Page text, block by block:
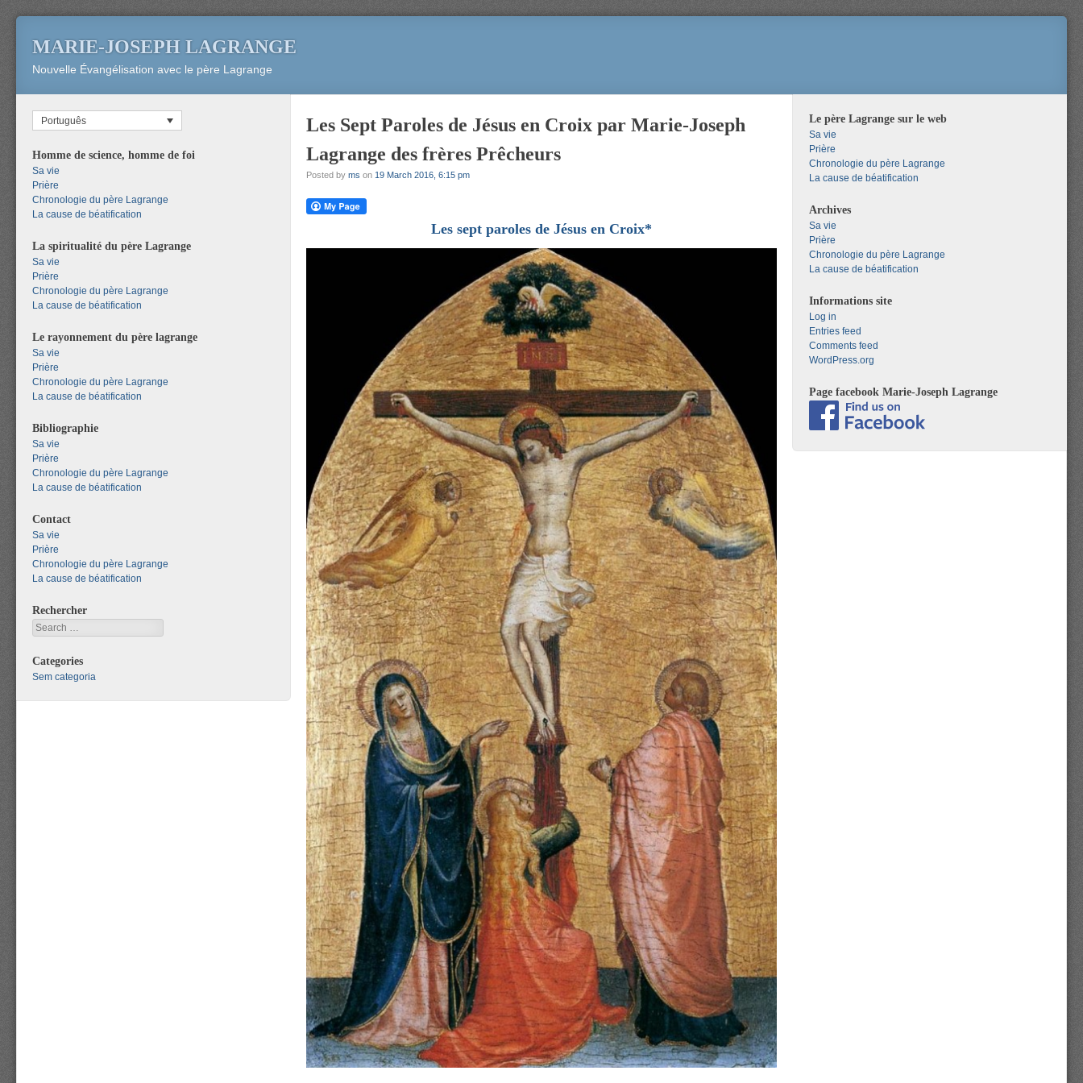
MARIE-JOSEPH LAGRANGE
Nouvelle Évangélisation avec le père Lagrange
Les Sept Paroles de Jésus en Croix par Marie-Joseph
Lagrange des frères Prêcheurs
Posted by ms on 19 March 2016, 6:15 pm
Les sept paroles de Jésus en Croix*
Português
Homme de science, homme de foi
Sa vie
Prière
Chronologie du père Lagrange
La cause de béatification
La spiritualité du père Lagrange
Sa vie
Prière
Chronologie du père Lagrange
La cause de béatification
Le rayonnement du père lagrange
Sa vie
Prière
Chronologie du père Lagrange
La cause de béatification
Bibliographie
Sa vie
Prière
Chronologie du père Lagrange
La cause de béatification
Contact
Sa vie
Prière
Chronologie du père Lagrange
La cause de béatification
Rechercher
Search
Categories
Sem categoria
Le père Lagrange sur le web
Sa vie
Prière
Chronologie du père Lagrange
La cause de béatification
Archives
Sa vie
Prière
Chronologie du père Lagrange
La cause de béatification
Informations site
Log in
Entries feed
Comments feed
WordPress.org
Page facebook Marie-Joseph Lagrange